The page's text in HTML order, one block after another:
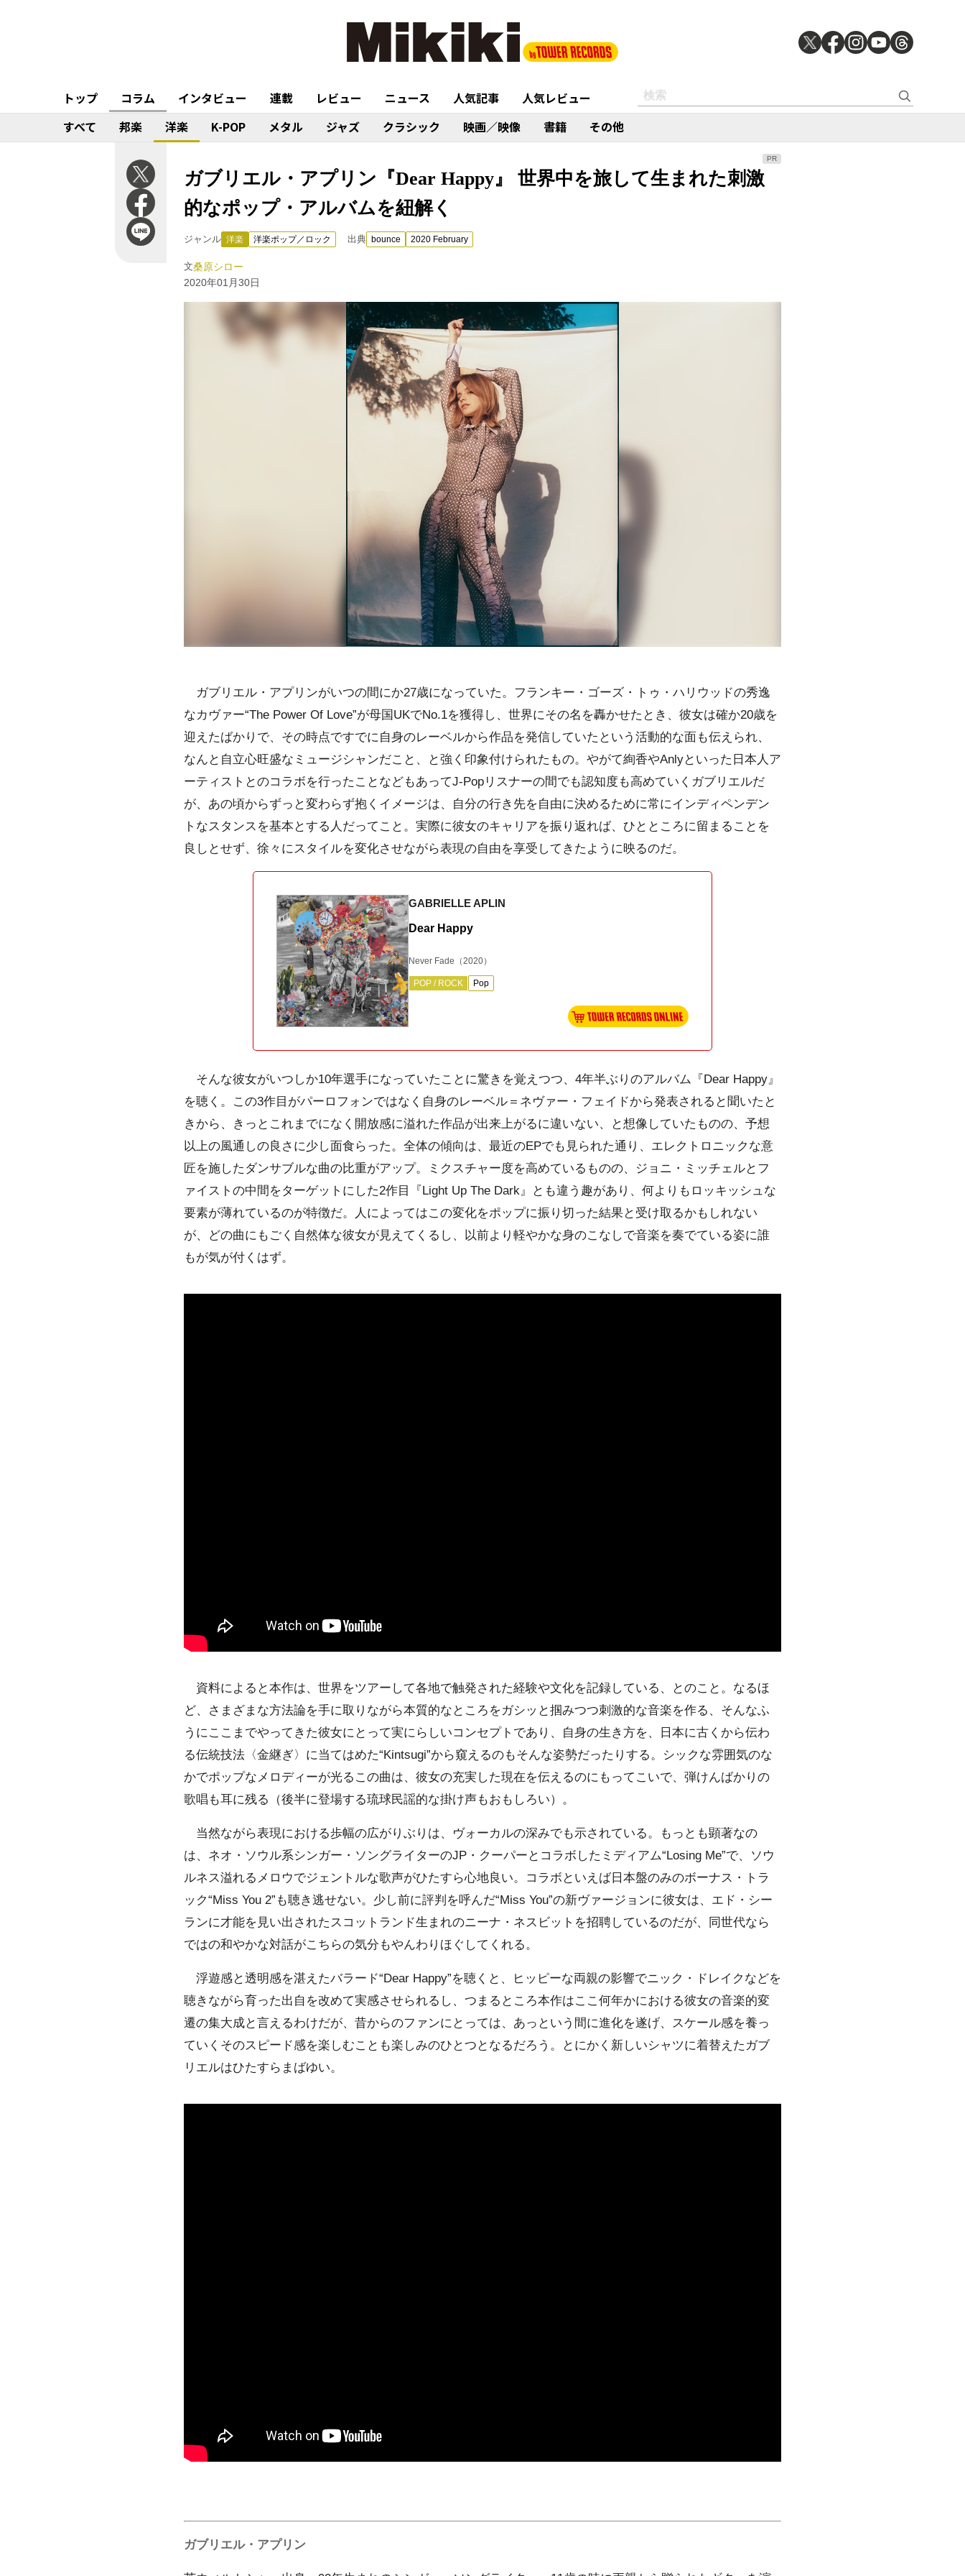
トップ コラム インタビュー 連載 レビュー ニュース 人気記事
人気レビュー
すべて
邦楽 洋楽 K-POP メタル ジャズ クラシック 映画／映像 書籍 その他
ガブリエル・アプリン『Dear Happy』 世界中を旅して生まれた刺激
的なポップ・アルバムを紐解く
ジャンル 洋楽 洋楽ポップ／ロック 出典 bounce 2020 February
文桑原シロー
2020年01月30日
ガブリエル・アプリンがいつの間にか27歳になっていた。フランキー・ゴーズ・トゥ・ハリウッドの秀逸
なカヴァー“The Power Of Love”が母国UKでNo.1を獲得し、世界にその名を轟かせたとき、彼女は確か20歳を
迎えたばかりで、その時点ですでに自身のレーベルから作品を発信していたという活動的な面も伝えられ、
なんと自立心旺盛なミュージシャンだこと、と強く印象付けられたもの。やがて絢香やAnlyといった日本人ア
ーティストとのコラボを行ったことなどもあってJ-Popリスナーの間でも認知度も高めていくガブリエルだ
が、あの頃からずっと変わらず抱くイメージは、自分の行き先を自由に決めるために常にインディペンデン
トなスタンスを基本とする人だってこと。実際に彼女のキャリアを振り返れば、ひとところに留まることを
良しとせず、徐々にスタイルを変化させながら表現の自由を享受してきたように映るのだ。
GABRIELLE APLIN
Dear Happy
Never Fade （2020）
POP / ROCK Pop
そんな彼女がいつしか10年選手になっていたことに驚きを覚えつつ、4年半ぶりのアルバム『Dear Happy』
を聴く。この3作目がパーロフォンではなく自身のレーベル＝ネヴァー・フェイドから発表されると聞いたと
きから、きっとこれまでになく開放感に溢れた作品が出来上がるに違いない、と想像していたものの、予想
以上の風通しの良さに少し面食らった。全体の傾向は、最近のEPでも見られた通り、エレクトロニックな意
匠を施したダンサブルな曲の比重がアップ。ミクスチャー度を高めているものの、ジョニ・ミッチェルとフ
ァイストの中間をターゲットにした2作目『Light Up The Dark』とも違う趣があり、何よりもロッキッシュな
要素が薄れているのが特徴だ。人によってはこの変化をポップに振り切った結果と受け取るかもしれない
が、どの曲にもごく自然体な彼女が見えてくるし、以前より軽やかな身のこなしで音楽を奏でている姿に誰
もが気が付くはず。
資料によると本作は、世界をツアーして各地で触発された経験や文化を記録している、とのこと。なるほ
ど、さまざまな方法論を手に取りながら本質的なところをガシッと掴みつつ刺激的な音楽を作る、そんなふ
うにここまでやってきた彼女にとって実にらしいコンセプトであり、自身の生き方を、日本に古くから伝わ
る伝統技法〈金継ぎ〉に当てはめた“Kintsugi”から窺えるのもそんな姿勢だったりする。シックな雰囲気のな
かでポップなメロディーが光るこの曲は、彼女の充実した現在を伝えるのにもってこいで、弾けんばかりの
歌唱も耳に残る（後半に登場する琉球民謡的な掛け声もおもしろい）。
当然ながら表現における歩幅の広がりぶりは、ヴォーカルの深みでも示されている。もっとも顕著なの
は、ネオ・ソウル系シンガー・ソングライターのJP・クーパーとコラボしたミディアム“Losing Me”で、ソウ
ルネス溢れるメロウでジェントルな歌声がひたすら心地良い。コラボといえば日本盤のみのボーナス・トラ
ック“Miss You 2”も聴き逃せない。少し前に評判を呼んだ“Miss You”の新ヴァージョンに彼女は、エド・シー
ランに才能を見い出されたスコットランド生まれのニーナ・ネスビットを招聘しているのだが、同世代なら
ではの和やかな対話がこちらの気分もやんわりほぐしてくれる。
浮遊感と透明感を湛えたバラード“Dear Happy”を聴くと、ヒッピーな両親の影響でニック・ドレイクなどを
聴きながら育った出自を改めて実感させられるし、つまるところ本作はここ何年かにおける彼女の音楽的変
遷の集大成と言えるわけだが、昔からのファンにとっては、あっという間に進化を遂げ、スケール感を養っ
ていくそのスピード感を楽しむことも楽しみのひとつとなるだろう。とにかく新しいシャツに着替えたガブ
リエルはひたすらまばゆい。
ガブリエル・アプリン